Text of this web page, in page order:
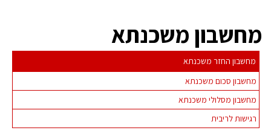
מחשבון משכנתא
מחשבון החזר משכנתא
מחשבון סכום משכנתא
מחשבון מסלולי משכנתא
רגישות לריבית